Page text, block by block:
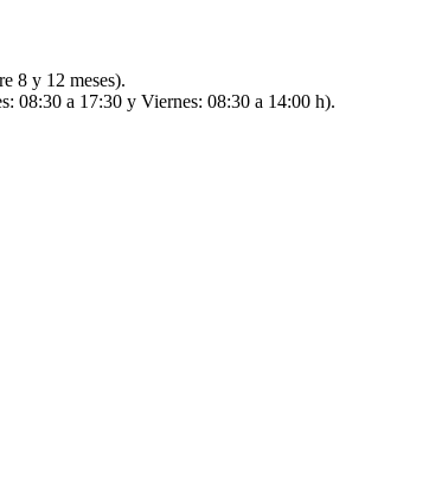
8 y 12 meses).
08:30 a 17:30 y Viernes: 08:30 a 14:00 h).